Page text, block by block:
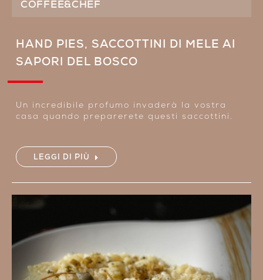
COFFEE&CHEF
HAND PIES, SACCOTTINI DI MELE AI
SAPORI DEL BOSCO
Un incredibile profumo invaderà la vostra
casa quando preparerete questi saccottini.
LEGGI DI PIÙ